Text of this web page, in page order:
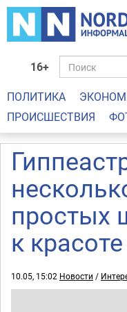
16+
ПОЛИТИКА
ПРОИСШЕСТВИЯ
простых
к красоте
10.05, 15:02 Новости /